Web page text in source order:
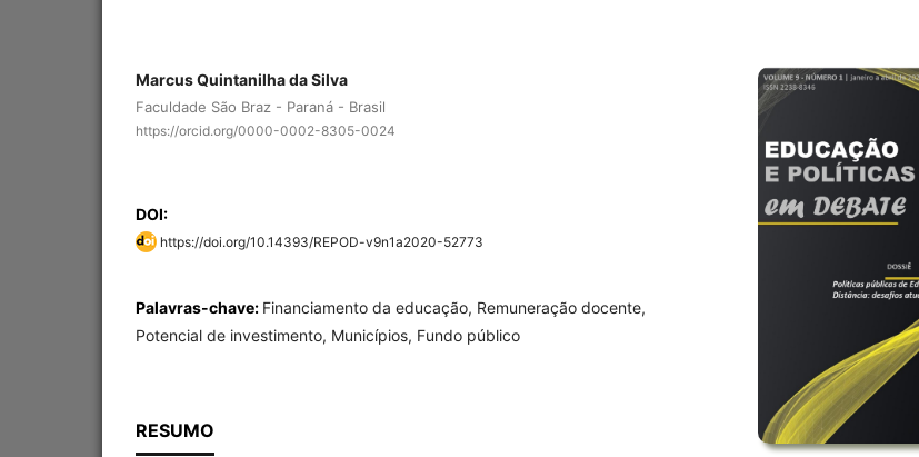
Marcus Quintanilha da Silva
Faculdade São Braz - Paraná - Brasil
https://orcid.org/0000-0002-8305-0024
DOI:
https://doi.org/10.14393/REPOD-v9n1a2020-52773
Palavras-chave: Financiamento da educação, Remuneração docente,
Potencial de investimento, Municípios, Fundo público
RESUMO